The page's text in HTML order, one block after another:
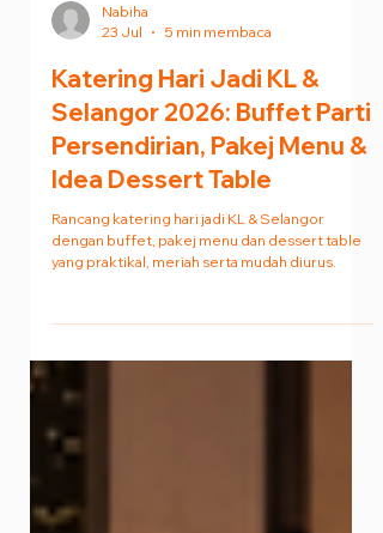
Nabiha
Katering Hari Jadi KL &
Selangor 2026: Buffet Parti
Persendirian, Pakej Menu &
Rancang katering hari jadi KL & Selangor
dengan buffet, pakej menu dan dessert table